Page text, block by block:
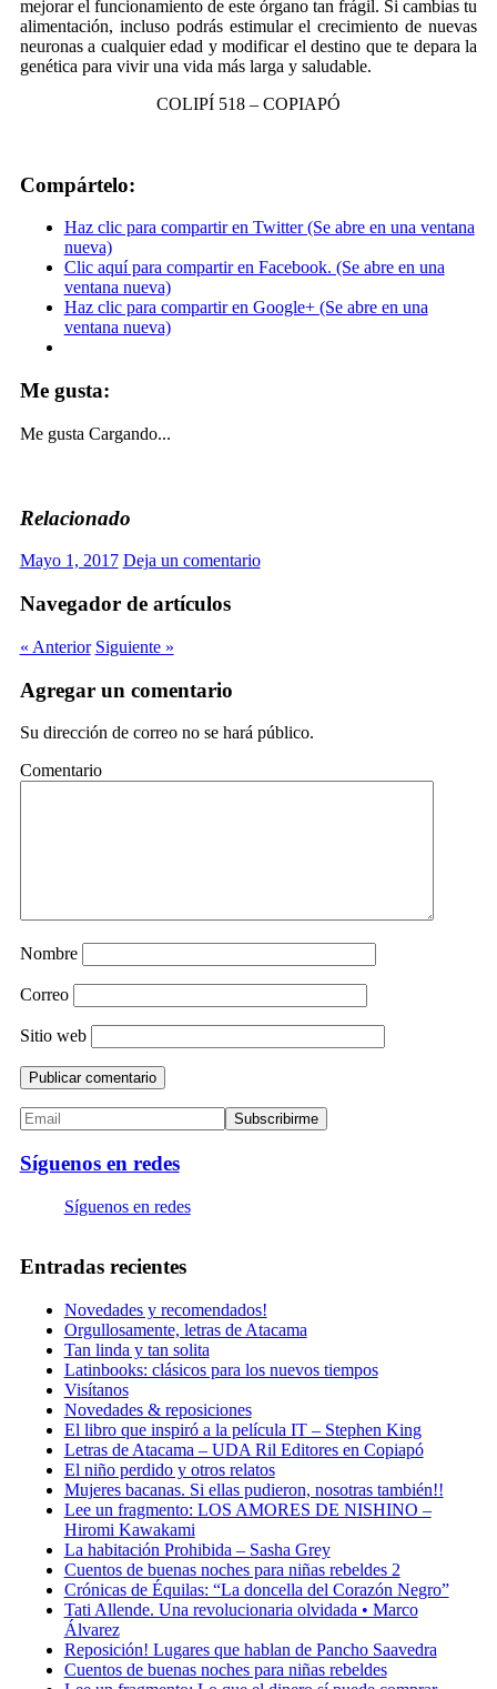
mejorar el funcionamiento de este órgano tan frágil. Si cambias tu
alimentación, incluso podrás estimular el crecimiento de nuevas
neuronas a cualquier edad y modificar el destino que te depara la
genética para vivir una vida más larga y saludable.
COLIPÍ 518 – COPIAPÓ
Compártelo:
Haz clic para compartir en Twitter (Se abre en una ventana
nueva)
Clic aquí para compartir en Facebook. (Se abre en una
ventana nueva)
Haz clic para compartir en Google+ (Se abre en una
ventana nueva)
Me gusta:
Me gusta Cargando...
Relacionado
Mayo 1, 2017 Deja un comentario
Navegador de artículos
« Anterior Siguiente »
Agregar un comentario
Su dirección de correo no se hará público.
Comentario
Nombre
Correo
Sitio web
Síguenos en redes
Síguenos en redes
Entradas recientes
Novedades y recomendados!
Orgullosamente, letras de Atacama
Tan linda y tan solita
Latinbooks: clásicos para los nuevos tiempos
Visítanos
Novedades & reposiciones
El libro que inspiró a la película IT – Stephen King
Letras de Atacama – UDA Ril Editores en Copiapó
El niño perdido y otros relatos
Mujeres bacanas. Si ellas pudieron, nosotras también!!
Lee un fragmento: LOS AMORES DE NISHINO –
Hiromi Kawakami
La habitación Prohibida – Sasha Grey
Cuentos de buenas noches para niñas rebeldes 2
Crónicas de Équilas: “La doncella del Corazón Negro”
Tati Allende. Una revolucionaria olvidada • Marco
Álvarez
Reposición! Lugares que hablan de Pancho Saavedra
Cuentos de buenas noches para niñas rebeldes